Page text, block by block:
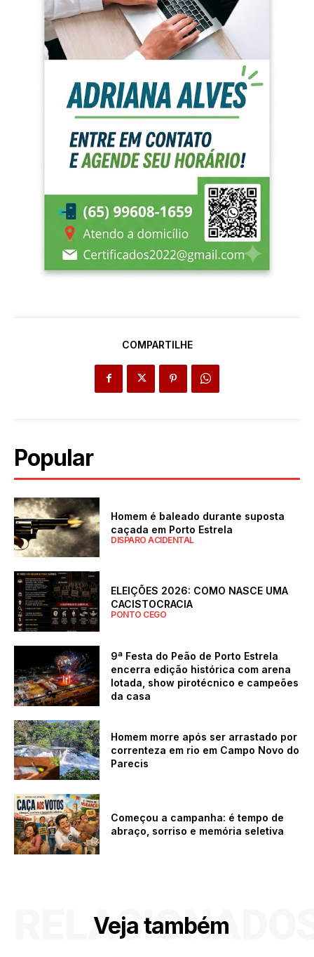
COMPARTILHE
Popular
Homem é baleado durante suposta
caçada em Porto Estrela
DISPARO ACIDENTAL
ELEIÇÕES 2026: COMO NASCE UMA
CACISTOCRACIA
PONTO CEGO
9ª Festa do Peão de Porto Estrela
encerra edição histórica com arena
lotada, show pirotécnico e campeões
da casa
Homem morre após ser arrastado por
correnteza em rio em Campo Novo do
Parecis
Começou a campanha: é tempo de
abraço, sorriso e memória seletiva
Veja também